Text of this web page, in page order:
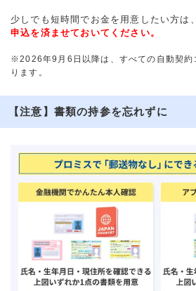
少しでも短時間でお金を用意したい方は、
申込を済ませておいてください。
※2026年9月6日以降は、すべての自動契約
ります。
【注意】書類の持参を忘れずに